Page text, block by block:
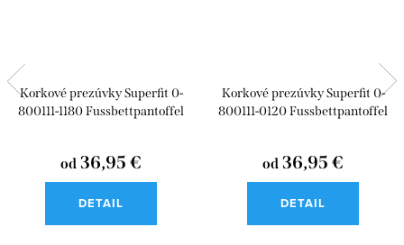
Korkové prezúvky Superfit 0-
800111-1180 Fussbettpantoffel
od 36,95 €
DETAIL
Korkové prezúvky Superfit 0-
800111-0120 Fussbettpantoffel
od 36,95 €
DETAIL